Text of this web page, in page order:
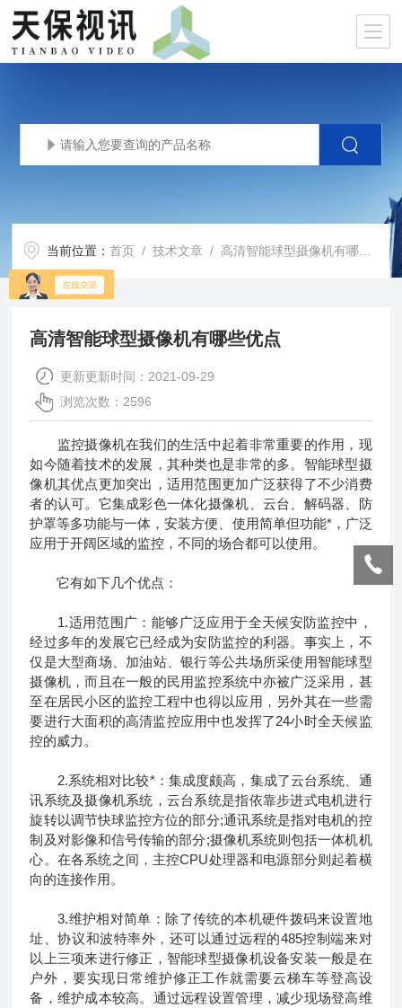
当前位置：首页 /技术文章 / 高清智能球型摄像机有哪些优点
高清智能球型摄像机有哪些优点
更新更新时间：2021-09-29
浏览次数：2596
监控摄像机在我们的生活中起着非常重要的作用，现
如今随着技术的发展，其种类也是非常的多。智能球型摄
像机其优点更加突出，适用范围更加广泛获得了不少消费
者的认可。它集成彩色一体化摄像机、云台、解码器、防
护罩等多功能与一体，安装方便、使用简单但功能*，广泛
应用于开阔区域的监控，不同的场合都可以使用。
它有如下几个优点：
1.适用范围广：能够广泛应用于全天候安防监控中，
经过多年的发展它已经成为安防监控的利器。事实上，不
仅是大型商场、加油站、银行等公共场所采使用智能球型
摄像机，而且在一般的民用监控系统中亦被广泛采用，甚
至在居民小区的监控工程中也得以应用，另外其在一些需
要进行大面积的高清监控应用中也发挥了24小时全天候监
控的威力。
2.系统相对比较*：集成度颇高，集成了云台系统、通
讯系统及摄像机系统，云台系统是指依靠步进式电机进行
旋转以调节快球监控方位的部分;通讯系统是指对电机的控
制及对影像和信号传输的部分;摄像机系统则包括一体机机
心。在各系统之间，主控CPU处理器和电源部分则起着横
向的连接作用。
3.维护相对简单：除了传统的本机硬件拨码来设置地
址、协议和波特率外，还可以通过远程的485控制端来对
以上三项来进行修正，智能球型摄像机设备安装一般是在
户外，要实现日常维护修正工作就需要云梯车等登高设
备，维护成本较高。通过远程设置管理，减少现场登高维